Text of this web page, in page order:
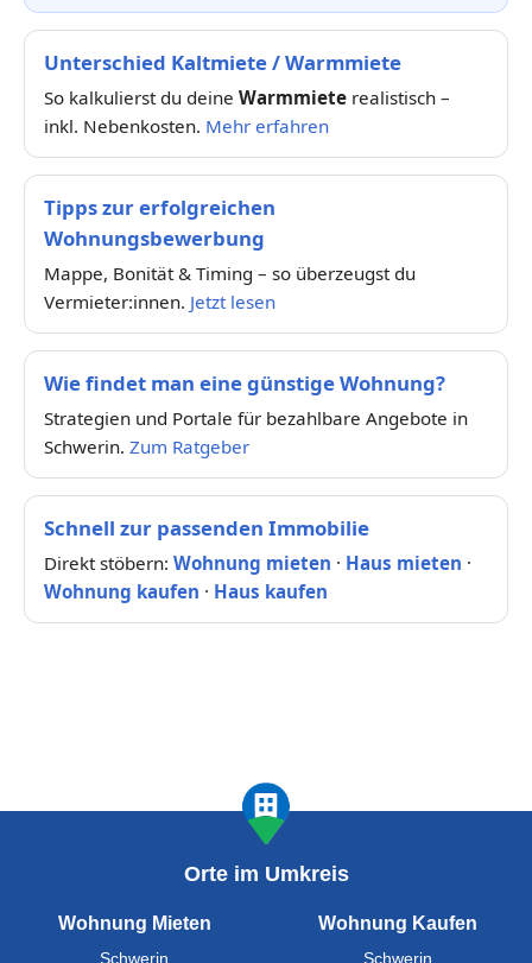
Unterschied Kaltmiete / Warmmiete
So kalkulierst du deine Warmmiete realistisch –
inkl. Nebenkosten. Mehr erfahren
Tipps zur erfolgreichen
Wohnungsbewerbung
Mappe, Bonität & Timing – so überzeugst du
Vermieter:innen. Jetzt lesen
Wie findet man eine günstige Wohnung?
Strategien und Portale für bezahlbare Angebote in
Schwerin. Zum Ratgeber
Schnell zur passenden Immobilie
Direkt stöbern: Wohnung mieten · Haus mieten ·
Wohnung kaufen · Haus kaufen
Orte im Umkreis
Wohnung Mieten
Schwerin
Wohnung Kaufen
Schwerin